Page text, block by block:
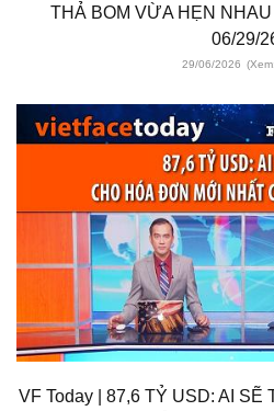
THẢ BOM VỪA HẸN NHAU
06/29/
29/06/2026
VF Today | 87,6 TỶ USD: AI SẼ